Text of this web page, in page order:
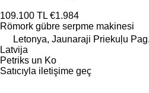
109.100 TL €1.984
Römork gübre serpme makinesi
Letonya, Jaunaraji Priekuļu
Latvija
Petriks un Ko
Satıcıyla iletişime geç